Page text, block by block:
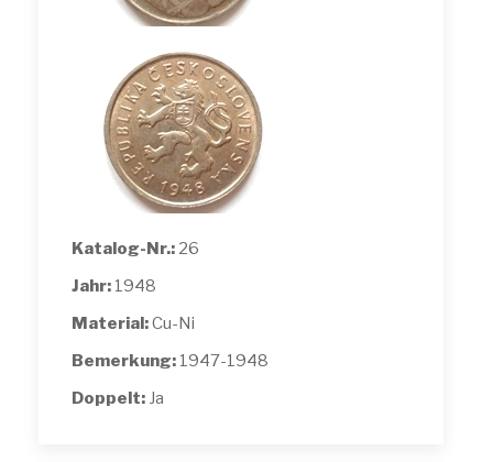
Katalog-Nr.: 26
Jahr: 1948
Material:Cu-Ni
Bemerkung: 1947-1948
Doppelt: Ja